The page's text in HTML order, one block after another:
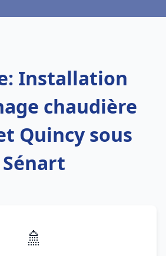
Installation
chaudière
Quincy sous
Sénart
🚿